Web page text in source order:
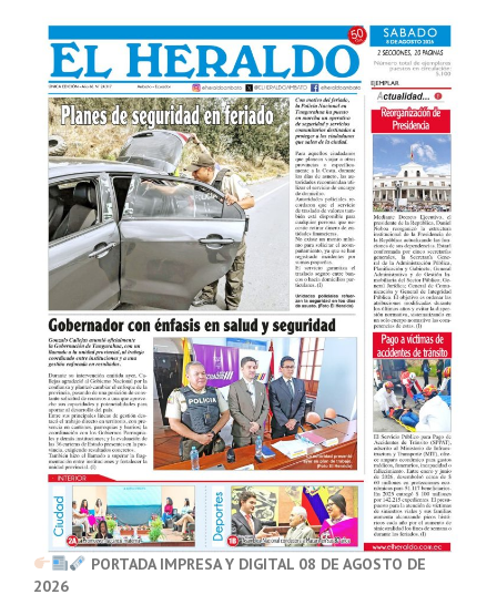
PORTADA IMPRESA Y DIGITAL 08 DE AGOSTO DE
2026